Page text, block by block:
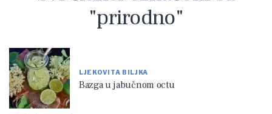
"prirodno"
LJEKOVITA BILJKA
Bazga u jabučnom octu